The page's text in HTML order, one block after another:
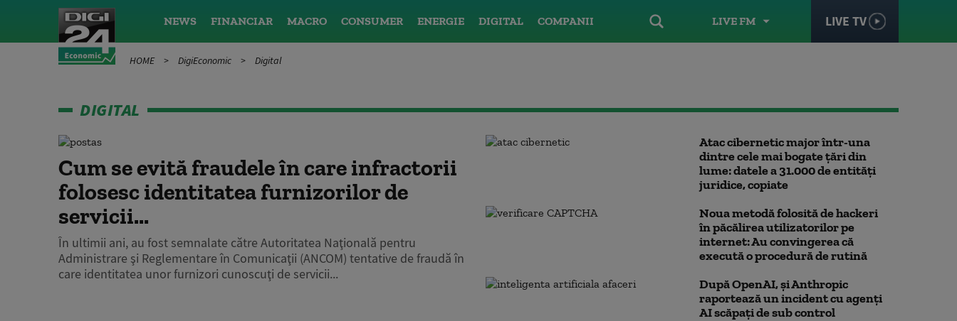
LIVE FM LIVE TV
NEWS FINANCIAR MACRO CONSUMER ENERGIE DIGITAL COMPANII
HOME DigiEconomic Digital
DIGITAL
Cum se evită fraudele în care infractorii
folosesc identitatea furnizorilor de
servicii...
În ultimii ani, au fost semnalate către Autoritatea Naţională pentru
Administrare şi Reglementare în Comunicaţii (ANCOM) tentative de fraudă în
care identitatea unor furnizori cunoscuţi de servicii...
Atac cibernetic major într-una
dintre cele mai bogate țări din
lume: datele a 31.000 de entități
juridice, copiate
Noua metodă folosită de hackeri
în păcălirea utilizatorilor pe
internet: Au convingerea că
execută o procedură de rutină
După OpenAI, și Anthropic
raportează un incident cu agenți
AI scăpați de sub control